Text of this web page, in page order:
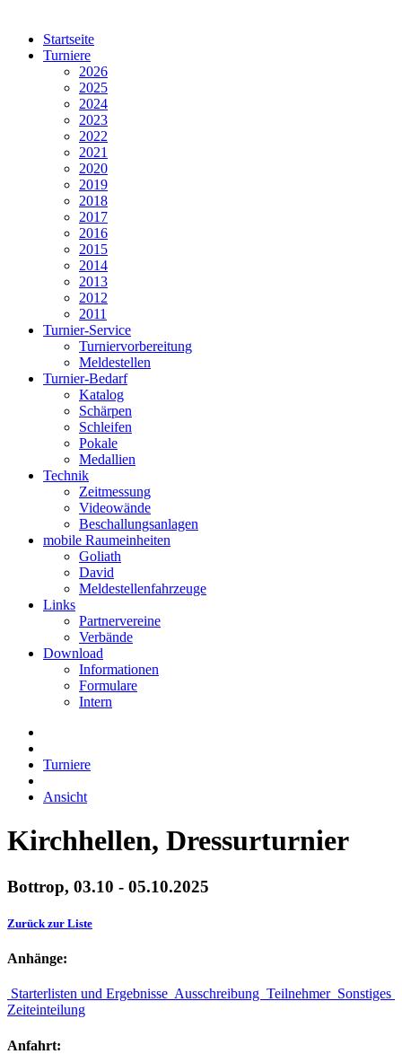
Startseite
Turniere
2026
2025
2024
2023
2022
2021
2020
2019
2018
2017
2016
2015
2014
2013
2012
2011
Turnier-Service
Turniervorbereitung
Meldestellen
Turnier-Bedarf
Katalog
Schärpen
Schleifen
Pokale
Medallien
Technik
Zeitmessung
Videowände
Beschallungsanlagen
mobile Raumeinheiten
Goliath
David
Meldestellenfahrzeuge
Links
Partnervereine
Verbände
Download
Informationen
Formulare
Intern
Turniere
Ansicht
Kirchhellen, Dressurturnier
Bottrop, 03.10 - 05.10.2025
Zurück zur Liste
Anhänge:
Starterlisten und Ergebnisse Ausschreibung Teilnehmer Sonstiges
Zeiteinteilung
Anfahrt: